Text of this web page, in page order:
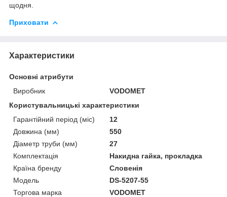
щодня.
Приховати
Характеристики
Основні атрибути
Виробник
VODOMET
Користувальницькі характеристики
Гарантійний період (міс)
12
Довжина (мм)
550
Діаметр труби (мм)
27
Комплектація
Накидна гайка, прокладка
Країна бренду
Словенія
Мoдель
DS-5207-55
Торгова марка
VODOMET